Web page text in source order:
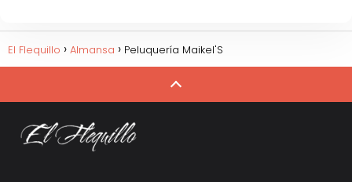
El Flequillo Almansa Peluquería Maikel'S